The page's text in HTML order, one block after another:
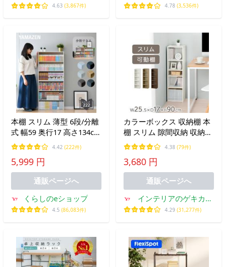
4.63 (3,867件) 4.78 (3,536件)
本棚 スリム 薄型 6段/分離
式 幅59 奥行17 高さ134cm
コミックラック 書棚 ブッ
クシェルフ 収納ラック CD
ラック DVDラック 収納ボ
ックス ホワイト 山善
YAMAZEN
4.42 (222件)
5,999 円
通販ページへ
くらしのeショップ
4.5 (86,083件)
カラーボックス 収納棚 本
棚 スリム 隙間収納 収納ラ
ック 木製 薄型 スリムラッ
ク 約 幅25cm 奥行17cm カ
ラーbox 5段 可動棚 縦長
おしゃれ 白 茶色
4.38 (79件)
3,680 円
通販ページへ
インテリアのゲキカグ
Yahoo!店
4.29 (31,277件)